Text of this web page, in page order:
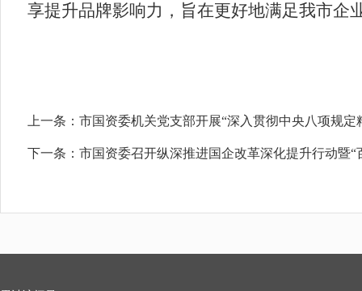
享提升品牌影响力，旨在更好地满足我市企
上一条： 市国资委机关党支部开展“深入贯彻中央八项规定
下一条： 市国资委召开纵深推进国企改革深化提升行动暨“